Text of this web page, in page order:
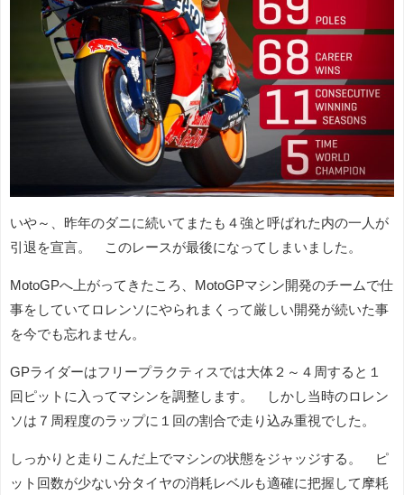
いや～、昨年のダニに続いてまたも４強と呼ばれた内の一人が
引退を宣言。 このレースが最後になってしまいました。
MotoGPへ上がってきたころ、MotoGPマシン開発のチームで仕
事をしていてロレンソにやられまくって厳しい開発が続いた事
を今でも忘れません。
GPライダーはフリープラクティスでは大体２～４周すると１
回ピットに入ってマシンを調整します。 しかし当時のロレン
ソは７周程度のラップに１回の割合で走り込み重視でした。
しっかりと走りこんだ上でマシンの状態をジャッジする。 ピ
ット回数が少ない分タイヤの消耗レベルも適確に把握して摩耗